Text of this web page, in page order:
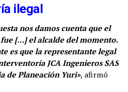
ilegal
nos damos cuenta que el
[…]el alcalde del momento.
es que la representante legal
JCA Ingenieros SAS
de Planeación Yuri», afirmó